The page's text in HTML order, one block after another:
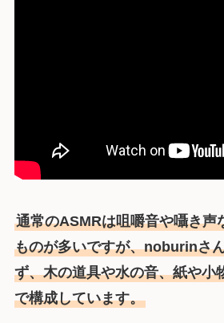
通常のASMRは咀嚼音や囁き声
ものが多いですが、noburinさ
ず、木の道具や水の音、紙や小
で構成しています。